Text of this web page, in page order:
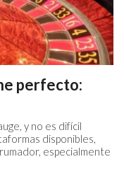
perfecto:
y no es difícil
disponibles,
especialmente